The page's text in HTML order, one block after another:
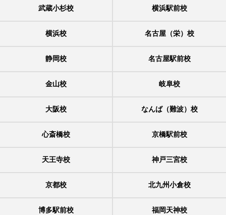
武蔵小杉校 横浜駅前校
横浜校 名古屋（栄）校
静岡校 名古屋駅前校
金山校 岐阜校
大阪校 なんば（難波）校
心斎橋校 京橋駅前校
天王寺校 神戸三宮校
京都校 北九州小倉校
博多駅前校 福岡天神校